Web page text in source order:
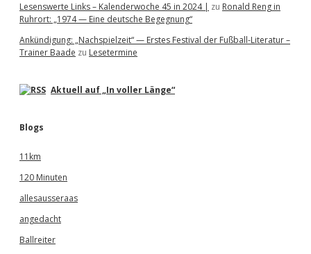
Lesenswerte Links – Kalenderwoche 45 in 2024 | zu Ronald Reng in
Ruhrort: „1974 — Eine deutsche Begegnung“
Ankündigung: „Nachspielzeit“ — Erstes Festival der Fußball-Literatur –
Trainer Baade zu Lesetermine
Aktuell auf „In voller Länge“
Blogs
11km
120 Minuten
allesausseraas
angedacht
Ballreiter